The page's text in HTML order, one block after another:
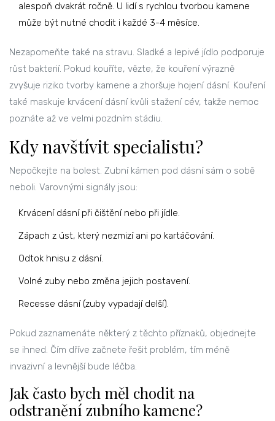
alespoň dvakrát ročně. U lidí s rychlou tvorbou kamene
může být nutné chodit i každé 3-4 měsíce.
Nezapomeňte také na stravu. Sladké a lepivé jídlo podporuje
růst bakterií. Pokud kouříte, vězte, že kouření výrazně
zvyšuje riziko tvorby kamene a zhoršuje hojení dásní. Kouření
také maskuje krvácení dásní kvůli stažení cév, takže nemoc
poznáte až ve velmi pozdním stádiu.
Kdy navštívit specialistu?
Nepočkejte na bolest. Zubní kámen pod dásní sám o sobě
neboli. Varovnými signály jsou:
Krvácení dásní při čištění nebo při jídle.
Zápach z úst, který nezmizí ani po kartáčování.
Odtok hnisu z dásní.
Volné zuby nebo změna jejich postavení.
Recesse dásní (zuby vypadají delší).
Pokud zaznamenáte některý z těchto příznaků, objednejte
se ihned. Čím dříve začnete řešit problém, tím méně
invazivní a levnější bude léčba.
Jak často bych měl chodit na
odstranění zubního kamene?